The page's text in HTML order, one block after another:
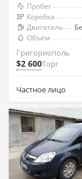
Пробег
Коробка
Двигатель
Объём
Григориополь
$2 600Торг
Частное лицо